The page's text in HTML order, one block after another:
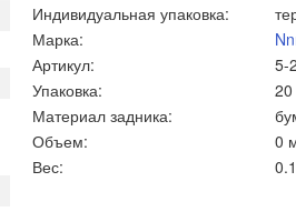
Индивидуальная упаковка:
Марка:
Артикул:
5-
Упаковка:
20
Материал задника:
Объем:
0
Вес: